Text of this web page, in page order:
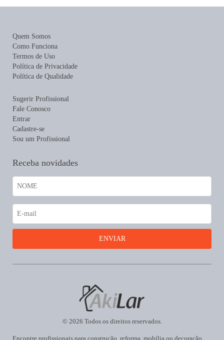
Quem Somos
Como Funciona
Termos de Uso
Política de Privacidade
Política de Qualidade
Sugerir Profissional
Fale Conosco
Entrar
Cadastre-se
Sou um Profissional
Receba novidades
Encontre profissionais para construção, reforma, mobília ou decoração.
© 2026 Todos os direitos reservados.